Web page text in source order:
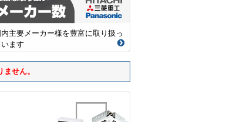
内主要メーカー様を豊富に取り扱っ
ます
せん。